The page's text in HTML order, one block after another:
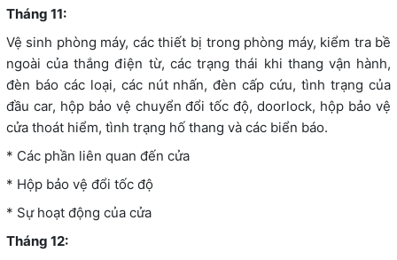
Tháng 11:
Vệ sinh phòng máy, các thiết bị trong phòng máy, kiểm tra bề
ngoài của thắng điện từ, các trạng thái khi thang vận hành,
đèn báo các loại, các nút nhấn, đèn cấp cứu, tình trạng của
đầu car, hộp bảo vệ chuyển đổi tốc độ, doorlock, hộp bảo vệ
cửa thoát hiểm, tình trạng hố thang và các biển báo.
* Các phần liên quan đến cửa
* Hộp bảo vệ đổi tốc độ
* Sự hoạt động của cửa
Tháng 12: